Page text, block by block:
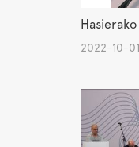
2022-10-